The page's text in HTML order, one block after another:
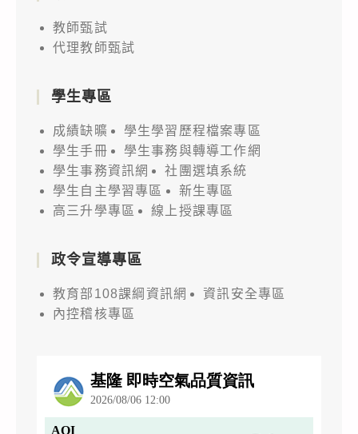
教師甄試
代理教師甄試
學生專區
成績缺曠
學生學習歷程檔案專區
學生手冊
學生事務與轉導工作網
學生事務資訊網
社團選填系統
學生自主學習專區
新生專區
高三升學專區
線上授課專區
政令宣導專區
教育部108課綱資訊網
資訊安全專區
內控稽核專區